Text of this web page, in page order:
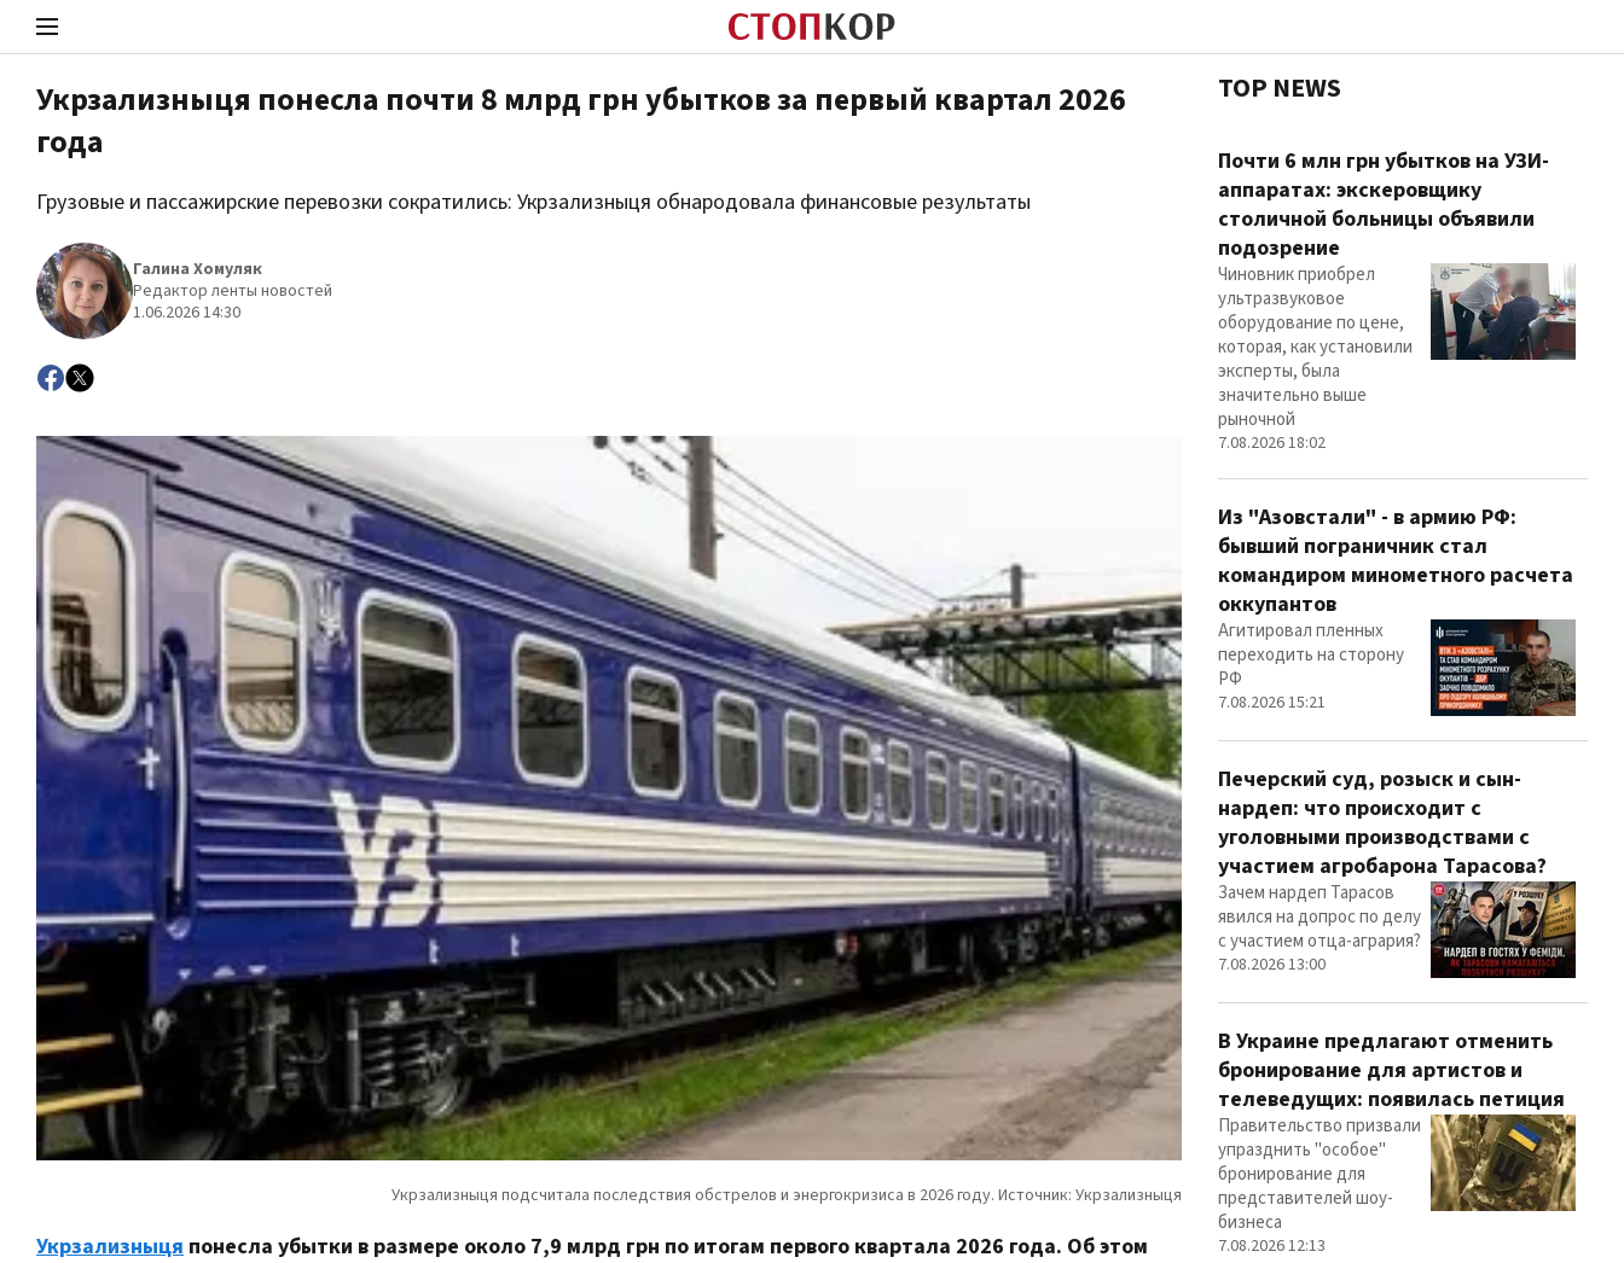
Стоп Политической Коррупции
Политика
Укрзализныця понесла почти 8 млрд грн убытков за первый квартал 2026
года
Грузовые и пассажирские перевозки сократились: Укрзализныця обнародовала финансовые результаты
Галина Хомуляк
Редактор ленты новостей
1.06.2026 14:30
Укрзализныця понесла убытки в размере около 7,9 млрд грн по итогам первого квартала 2026 года. Об этом
TOP NEWS
Почти 6 млн грн убытков на УЗИ-
аппаратах: экскеровщику
столичной больницы объявили
подозрение
Чиновник приобрел
ультразвуковое
оборудование по цене,
которая, как установили
эксперты, была
значительно выше
рыночной
7.08.2026 18:02
Из "Азовстали" - в армию РФ:
бывший пограничник стал
командиром минометного расчета
оккупантов
Агитировал пленных
переходить на сторону
РФ
7.08.2026 15:21
Печерский суд, розыск и сын-
нардеп: что происходит с
уголовными производствами с
участием агробарона Тарасова?
Зачем нардеп Тарасов
явился на допрос по делу
с участием отца-агрария?
7.08.2026 13:00
В Украине предлагают отменить
бронирование для артистов и
телеведущих: появилась петиция
Правительство призвали
упразднить "особое"
бронирование для
представителей шоу-
бизнеса
7.08.2026 12:13